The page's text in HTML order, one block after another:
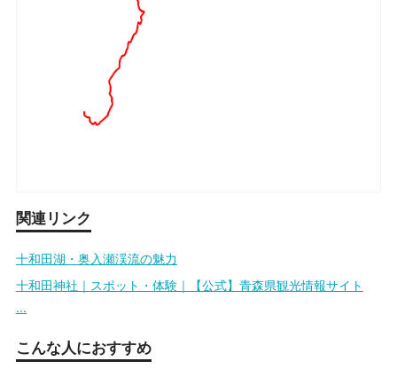
関連リンク
十和田湖・奥入瀬渓流の魅力
十和田神社｜スポット・体験｜【公式】青森県観光情報サイト
...
こんな人におすすめ